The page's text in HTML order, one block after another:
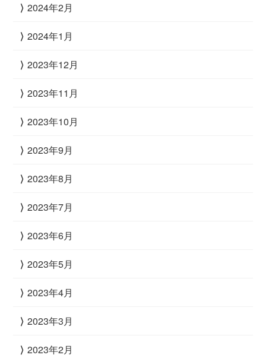
2024年2月
2024年1月
2023年12月
2023年11月
2023年10月
2023年9月
2023年8月
2023年7月
2023年6月
2023年5月
2023年4月
2023年3月
2023年2月